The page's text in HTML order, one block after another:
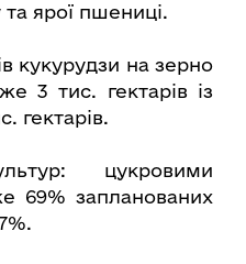
ярої пшениці.
кукурудзи на зерно
3 тис. гектарів із
гектарів.
цукровими
69% запланованих